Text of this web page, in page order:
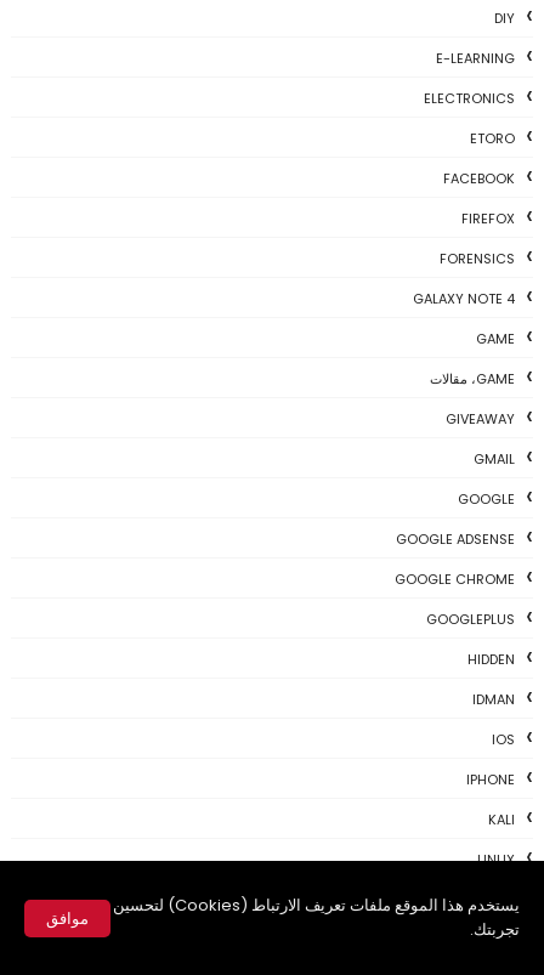
يستخدم هذا الموقع ملفات تعريف الارتباط (Cookies) لتحسين
تجربتك.
موافق
DIY
E-LEARNING
ELECTRONICS
ETORO
FACEBOOK
FIREFOX
FORENSICS
GALAXY NOTE 4
GAME
GAME، مقالات
GIVEAWAY
GMAIL
GOOGLE
GOOGLE ADSENSE
GOOGLE CHROME
GOOGLEPLUS
HIDDEN
IDMAN
IOS
IPHONE
KALI
LINUX
MAC
MAC-OS